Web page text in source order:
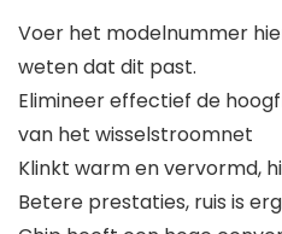
Voer het modelnummer
weten dat dit past.
Elimineer effectief de
van het wisselstroomnet
Klinkt warm en vervormd,
Betere prestaties, ruis is